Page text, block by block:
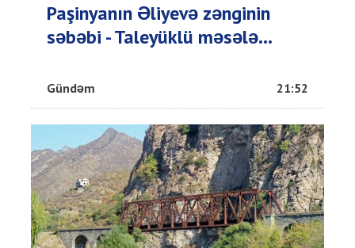
Paşinyanın Əliyevə zənginin
səbəbi - Taleyüklü məsələ...
Gündəm 21:52